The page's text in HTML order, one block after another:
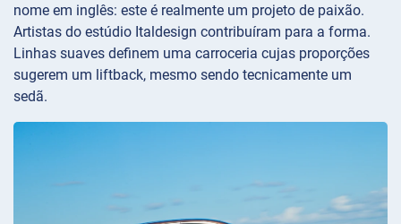
nome em inglês: este é realmente um projeto de paixão.
Artistas do estúdio Italdesign contribuíram para a forma.
Linhas suaves definem uma carroceria cujas proporções
sugerem um liftback, mesmo sendo tecnicamente um
sedã.